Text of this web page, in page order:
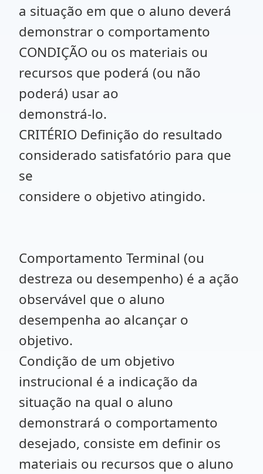
a situação em que o aluno deverá
demonstrar o comportamento
CONDIÇÃO ou os materiais ou
recursos que poderá (ou não
poderá) usar ao
demonstrá-lo.
CRITÉRIO Definição do resultado
considerado satisfatório para que
se
considere o objetivo atingido.
Comportamento Terminal (ou
destreza ou desempenho) é a ação
observável que o aluno
desempenha ao alcançar o
objetivo.
Condição de um objetivo
instrucional é a indicação da
situação na qual o aluno
demonstrará o comportamento
desejado, consiste em definir os
materiais ou recursos que o aluno